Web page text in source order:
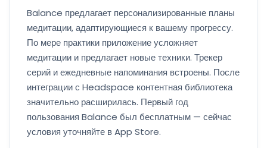
Balance предлагает персонализированные планы
медитации, адаптирующиеся к вашему прогрессу.
По мере практики приложение усложняет
медитации и предлагает новые техники. Трекер
серий и ежедневные напоминания встроены. После
интеграции с Headspace контентная библиотека
значительно расширилась. Первый год
пользования Balance был бесплатным — сейчас
условия уточняйте в App Store.